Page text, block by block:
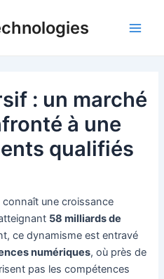
: un marché
à une
qualifiés
connaît une croissance
58 milliards de
ce dynamisme est entravé
numériques, où près de
pas les compétences